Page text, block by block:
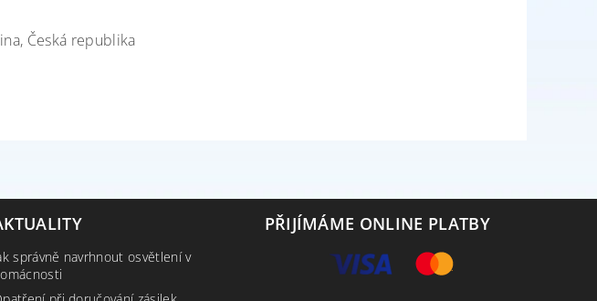
Česká republika
správně navrhnout osvětlení v
PŘIJÍMÁME ONLINE PLATBY